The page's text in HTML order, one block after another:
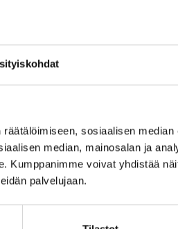
sosiaalisen
median, mainosalan ja
Kumppanimme voivat yhdistää
palvelujaan.